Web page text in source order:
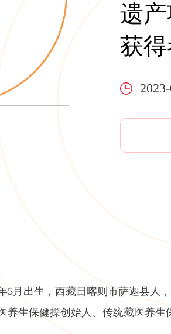
遗
获
5月出生，西藏日喀则市萨迦县人
养生保健操创始人、传统藏医养生